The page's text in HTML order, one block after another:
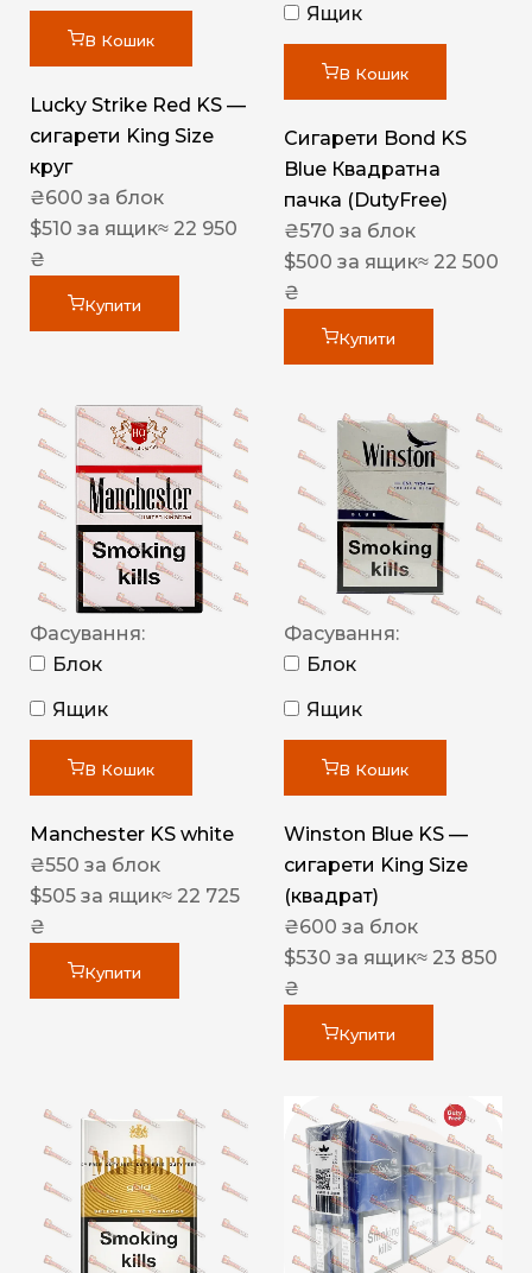
В Кошик
Lucky Strike Red KS —
сигарети King Size
круг
₴600 за блок
$510 за ящик≈ 22 950
₴
Купити
Ящик
В Кошик
Сигарети Bond KS
Blue Квадратна
пачка (DutyFree)
₴570 за блок
$500 за ящик≈ 22 500
₴
Купити
Фасування:
Блок
Ящик
В Кошик
Manchester KS white
₴550 за блок
$505 за ящик≈ 22 725
₴
Купити
Фасування:
Блок
Ящик
В Кошик
Winston Blue KS —
сигарети King Size
(квадрат)
₴600 за блок
$530 за ящик≈ 23 850
₴
Купити